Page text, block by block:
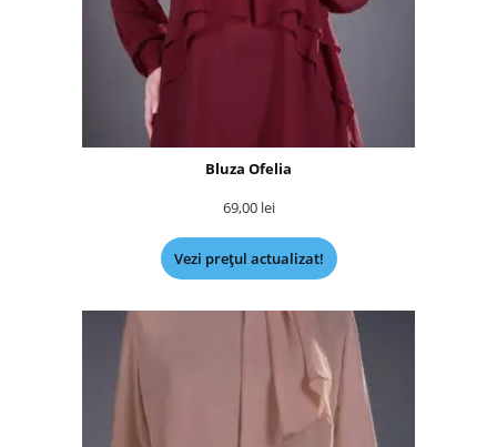
Bluza Ofelia
69,00 lei
Vezi prețul actualizat!